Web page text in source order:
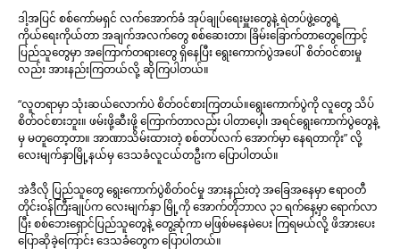
ဒါ့အပြင် စစ်ကော်မရှင် လက်အောက်ခံ အုပ်ချုပ်ရေးမှူးတွေနဲ့ ရဲတပ်ဖွဲ့တွေရဲ့
ကိုယ်ရေးကိုယ်တာ အချက်အလက်တွေ စစ်ဆေးတာ၊ ခြိမ်းခြောက်တာတွေကြောင့်
ပြည်သူတွေမှာ အကြောက်တရားတွေ ရှိနေပြီး ရွေးကောက်ပွဲအပေါ် စိတ်ဝင်စားမှု
လည်း အားနည်းကြတယ်လို့ ဆိုကြပါတယ်။
“လူတရာမှာ သုံးဆယ်လောက်ပဲ စိတ်ဝင်စားကြတယ်။ရွေးကောက်ပွဲကို လူတွေ သိပ်
စိတ်ဝင်စားဘူး။ ဖမ်းဖို့ဆီးဖို့ ကြောက်တာလည်း ပါတာပေ့ါ၊ အရင်ရွေးကောက်ပွဲတွေနဲ့
မှ မတူတော့တာ။ အာဏာသိမ်းထားတဲ့ စစ်တပ်လက် အောက်မှာ နေရတာကိုး” လို့
လေးမျက်နှာမြို့နယ်မှ ဒေသခံလူငယ်တဦးက ပြောပါတယ်။
အဲဒီလို ပြည်သူတွေ ရွေးကောက်ပွဲစိတ်ဝင်မှု အားနည်းတဲ့ အခြေအနေမှာ ဧရာ၀တီ
တိုင်းဝန်ကြီးချုပ်က လေးမျက်နှာ မြို့ကို အောက်တိုဘာလ ၃၁ ရက်နေ့မှာ ရောက်လာ
ပြီး စစ်ဘေးရှောင်ပြည်သူတွေနဲ့ တွေ့ဆုံကာ မဖြစ်မနေမဲပေး ကြရမယ်လို့ ဖိအားပေး
ပြောဆိုခဲ့ကြောင်း ဒေသခံတွေက ပြောပါတယ်။